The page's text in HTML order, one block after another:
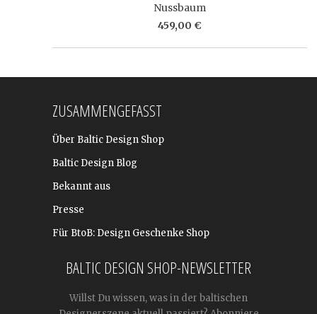
Nussbaum
459,00 €
ZUSAMMENGEFASST
Über Baltic Design Shop
Baltic Design Blog
Bekannt aus
Presse
Für BtoB: Design Geschenke Shop
BALTIC DESIGN SHOP-NEWSLETTER
Willst Du wissen, was in der baltischen